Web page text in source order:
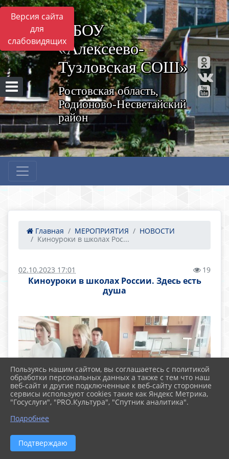
Версия сайта
для
слабовидящих
МБОУ
«Алексеево-
Тузловская СОШ»
Ростовская область,
Родионово-Несветайский
район
Главная МЕРОПРИЯТИЯ
НОВОСТИ
Киноуроки в школах Рос...
02.10.2023 17:01 19
Киноуроки в школах России. Здесь есть
душа
Пользуясь нашим сайтом, вы соглашаетесь с политикой
обработки персональных данных а также с тем что наш
веб-сайт и другие подключенные к веб-сайту сторонние
сервисы используют cookies такие как Яндекс Метрика,
"Госуслуги", "PRO.Культура", "Спутник аналитика".
Подробнее
Подтверждаю